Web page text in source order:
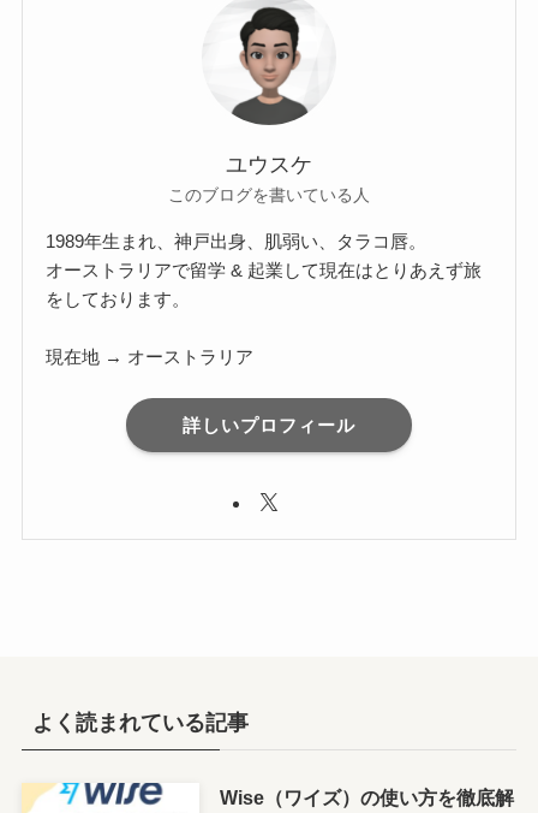
ユウスケ
このブログを書いている人
1989年生まれ、神戸出身、肌弱い、タラコ唇。
オーストラリアで留学 & 起業して現在はとりあえず旅
をしております。
現在地 → オーストラリア
詳しいプロフィール
よく読まれている記事
Wise（ワイズ）の使い方を徹底解